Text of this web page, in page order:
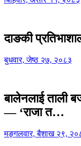
दाङकी
बुधवार, जेष्ठ २७, २०८३
बालेनलाई ताली
— ‘राजा त…
मङ्गलवार, बैशाख २९,